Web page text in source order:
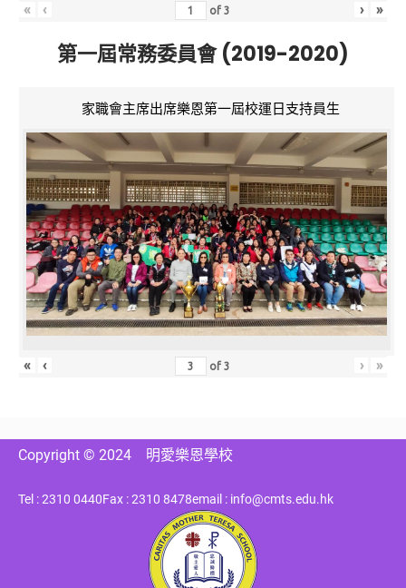
« ‹ of3 › »
第一屆常務委員會 (2019-2020)
家職會主席出席樂恩第一屆校運日支持員生
« ‹ of3 › »
Copyright © 2024 明愛樂恩學校
Tel : 2310 0440Fax : 2310 8478email : info@cmts.edu.hk